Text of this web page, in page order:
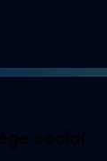
social